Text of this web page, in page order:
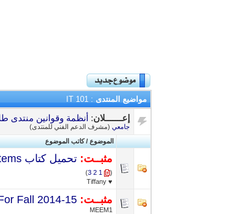
مواضيع المنتدى : IT 101
إعـــــــلان: أنظمة وقوانين منتدى
جامعي (مشرف الدعم الفني للمنتدى)
الموضوع /كاتب الموضوع
مثبــت: تحميل كتاب introduction to information systems بجوده عاليه وبصيغة PDF
(
1
2
3
)
♥ Tiffany
مثبــت: Fall 2014-15
MEEM1